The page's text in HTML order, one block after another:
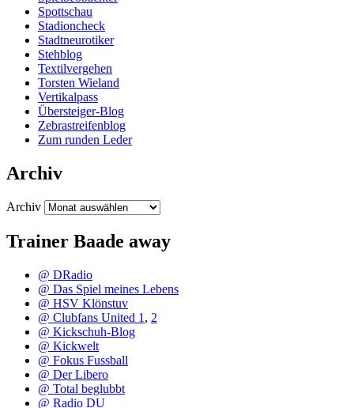
Spottschau
Stadioncheck
Stadtneurotiker
Stehblog
Textilvergehen
Torsten Wieland
Vertikalpass
Übersteiger-Blog
Zebrastreifenblog
Zum runden Leder
Archiv
Archiv
Trainer Baade away
@ DRadio
@ Das Spiel meines Lebens
@ HSV Klönstuv
@ Clubfans United 1 , 2
@ Kickschuh-Blog
@ Kickwelt
@ Fokus Fussball
@ Der Libero
@ Total beglubbt
@ Radio DU